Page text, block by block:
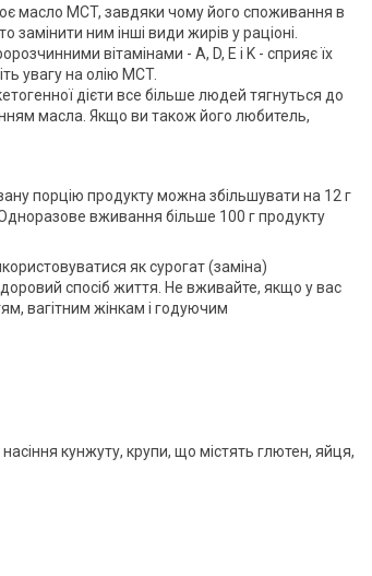
масло MCT, завдяки чому його споживання в
ним інші види жирів у раціоні.
вітамінами - A, D, E і K - сприяє їх
увагу на олію MCT.
дієти все більше людей тягнуться до
масла. Якщо ви також його любитель,
порцію продукту можна збільшувати на 12 г
вживання більше 100 г продукту
як сурогат (заміна)
спосіб життя. Не вживайте, якщо у вас
вагітним жінкам і годуючим
кунжуту, крупи, що містять глютен, яйця,